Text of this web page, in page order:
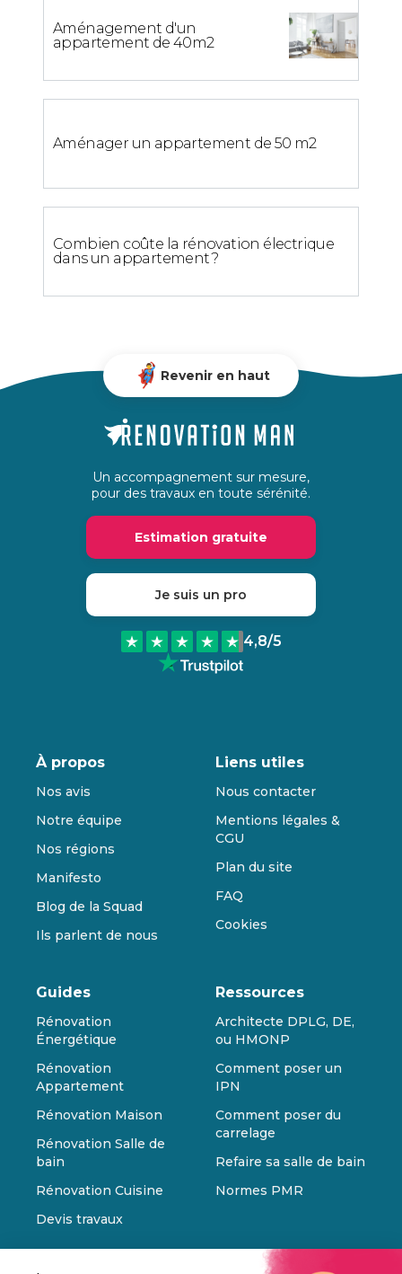
Aménagement d'un
appartement de 40m2
Aménager un appartement de 50 m2
Combien coûte la rénovation électrique
dans un appartement ?
Revenir en haut
Un accompagnement sur mesure,
pour des travaux en toute sérénité.
Estimation gratuite
Je suis un pro
4,8/5
À propos
Nos avis
Notre équipe
Nos régions
Manifesto
Blog de la Squad
Ils parlent de nous
Liens utiles
Nous contacter
Mentions légales &
CGU
Plan du site
FAQ
Cookies
Guides
Rénovation
Énergétique
Rénovation
Appartement
Rénovation Maison
Rénovation Salle de
bain
Rénovation Cuisine
Devis travaux
Ressources
Architecte DPLG, DE,
ou HMONP
Comment poser un
IPN
Comment poser du
carrelage
Refaire sa salle de bain
Normes PMR